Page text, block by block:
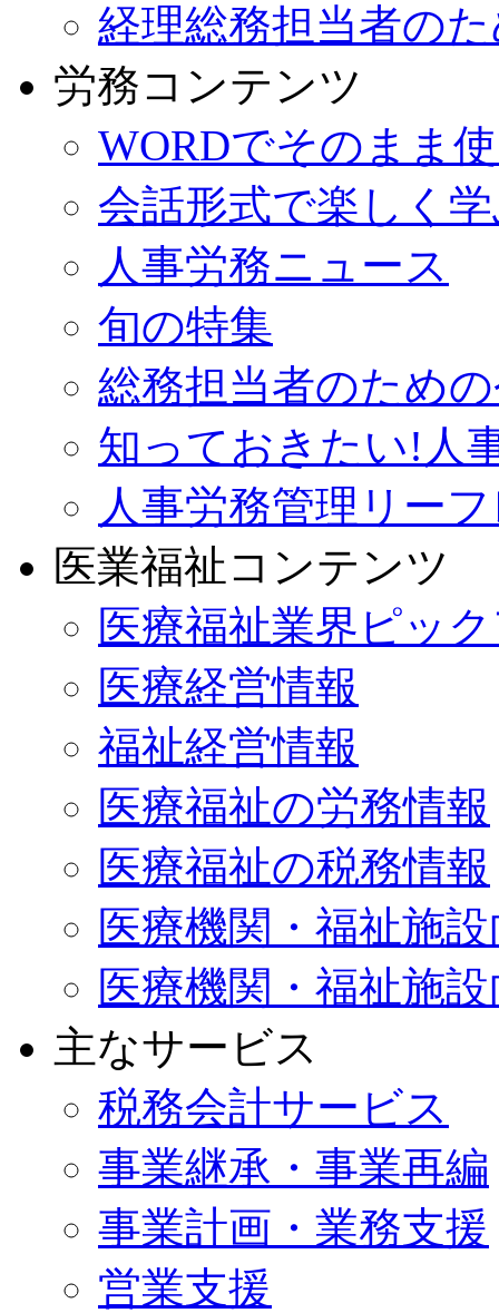
経理総務担当者の
労務コンテンツ
WORDでそのまま
会話形式で楽しく
人事労務ニュース
旬の特集
総務担当者のため
知っておきたい!人
人事労務管理リー
医業福祉コンテンツ
医療福祉業界ピッ
医療経営情報
福祉経営情報
医療福祉の労務情報
医療福祉の税務情報
医療機関・福祉施
医療機関・福祉施
主なサービス
税務会計サービス
事業継承・事業再編
事業計画・業務支援
営業支援